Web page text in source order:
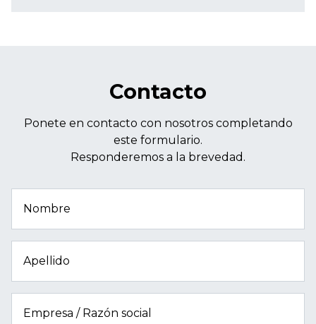
Contacto
Ponete en contacto con nosotros completando
este formulario.
Responderemos a la brevedad.
Nombre
Apellido
Empresa / Razón social